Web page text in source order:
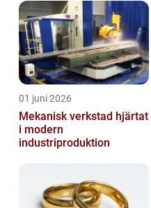
01 juni 2026
Mekanisk verkstad hjärtat
i modern
industriproduktion